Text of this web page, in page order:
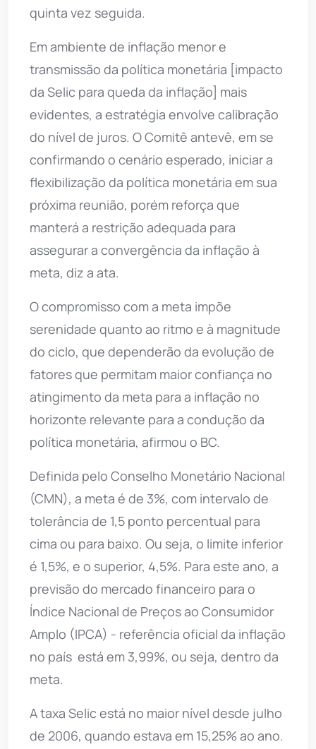
quinta vez seguida.
Em ambiente de inflação menor e
transmissão da política monetária [impacto
da Selic para queda da inflação] mais
evidentes, a estratégia envolve calibração
do nível de juros. O Comitê antevê, em se
confirmando o cenário esperado, iniciar a
flexibilização da política monetária em sua
próxima reunião, porém reforça que
manterá a restrição adequada para
assegurar a convergência da inflação à
meta, diz a ata.
O compromisso com a meta impõe
serenidade quanto ao ritmo e à magnitude
do ciclo, que dependerão da evolução de
fatores que permitam maior confiança no
atingimento da meta para a inflação no
horizonte relevante para a condução da
política monetária, afirmou o BC.
Definida pelo Conselho Monetário Nacional
(CMN), a meta é de 3%, com intervalo de
tolerância de 1,5 ponto percentual para
cima ou para baixo. Ou seja, o limite inferior
é 1,5%, e o superior, 4,5%. Para este ano, a
previsão do mercado financeiro para o
Índice Nacional de Preços ao Consumidor
Amplo (IPCA) - referência oficial da inflação
no país  está em 3,99%, ou seja, dentro da
meta.
A taxa Selic está no maior nível desde julho
de 2006, quando estava em 15,25% ao ano.